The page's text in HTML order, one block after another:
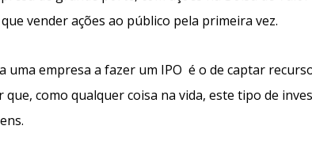
vender ações ao público pela primeira vez.
uma empresa a fazer um IPO é o de captar
como qualquer coisa na vida, este tipo de